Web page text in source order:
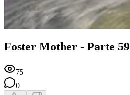
Foster Mother - Parte 59
75
0